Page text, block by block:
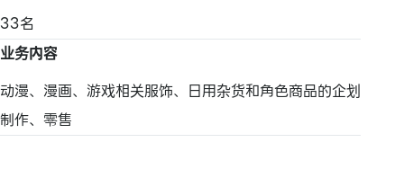
33名
业务内容
动漫、漫画、游戏相关服饰、日用杂货和角色商品的企划
制作、零售